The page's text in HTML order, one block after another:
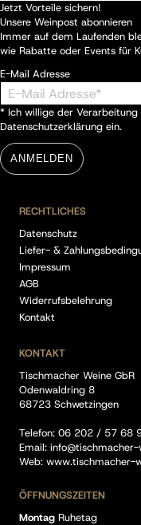
Jetzt Vorteile sichern!
Unsere Weinpost abonnieren
Immer auf dem Laufenden
wie Rabatte oder Events für
E-Mail Adresse
* Ich willige der
Datenschutzerklärung ein.
ANMELDEN
RECHTLICHES
Datenschutz
Liefer- &
Impressum
AGB
Widerrufsbelehrung
Kontakt
KONTAKT
Tischmacher Weine GbR
Odenwaldring 8
68723 Schwetzingen
Telefon: 06 202 / 57 68
Email: info@tischmacher-
Web: www.tischmacher-
ÖFFNUNGSZEITEN
Montag Ruhetag